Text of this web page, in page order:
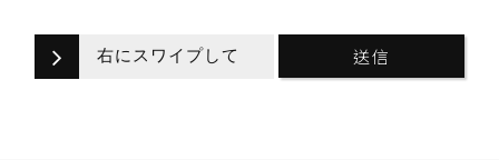
右にスワイプして 送信